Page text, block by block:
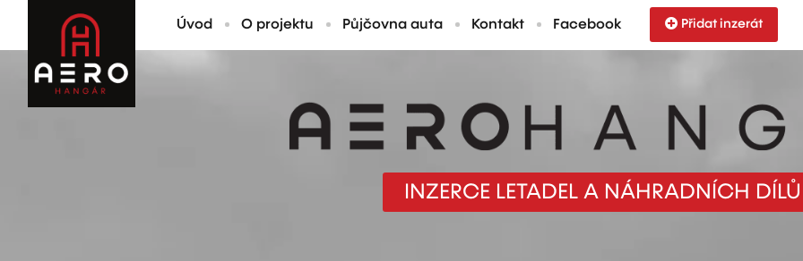
Úvod O projektu Půjčovna auta Kontakt Facebook Přidat inzerát
INZERCE LETADEL A NÁHRADNÍCH DÍLŮ